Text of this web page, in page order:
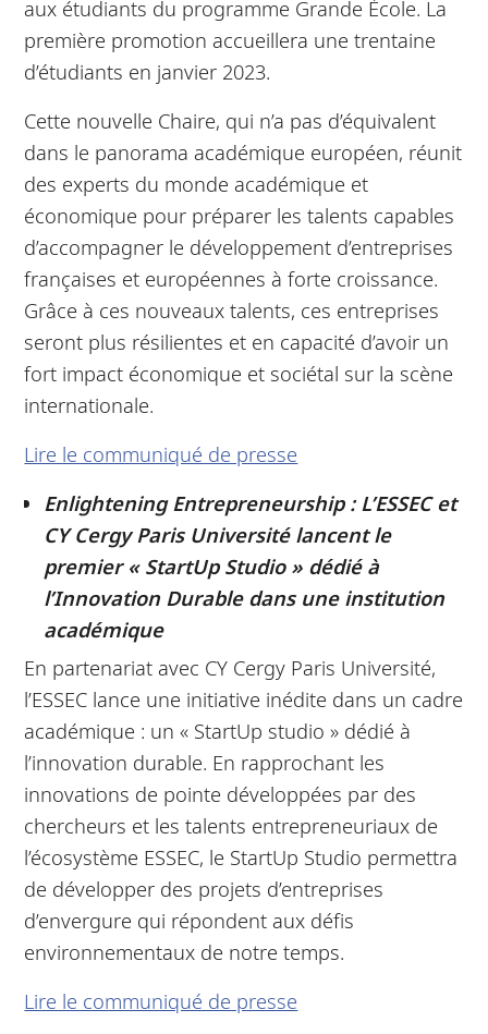
aux étudiants du programme Grande École. La
première promotion accueillera une trentaine
d’étudiants en janvier 2023.
Cette nouvelle Chaire, qui n’a pas d’équivalent
dans le panorama académique européen, réunit
des experts du monde académique et
économique pour préparer les talents capables
d’accompagner le développement d’entreprises
françaises et européennes à forte croissance.
Grâce à ces nouveaux talents, ces entreprises
seront plus résilientes et en capacité d’avoir un
fort impact économique et sociétal sur la scène
internationale.
Lire le communiqué de presse
Enlightening Entrepreneurship : L’ESSEC et
CY Cergy Paris Université lancent le
premier « StartUp Studio » dédié à
l’Innovation Durable dans une institution
académique
En partenariat avec CY Cergy Paris Université,
l’ESSEC lance une initiative inédite dans un cadre
académique : un « StartUp studio » dédié à
l’innovation durable. En rapprochant les
innovations de pointe développées par des
chercheurs et les talents entrepreneuriaux de
l’écosystème ESSEC, le StartUp Studio permettra
de développer des projets d’entreprises
d’envergure qui répondent aux défis
environnementaux de notre temps.
Lire le communiqué de presse